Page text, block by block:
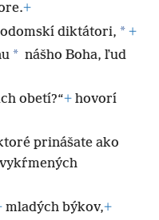
+
diktátori, * +
* nášho Boha, ľud
obetí?“+ hovorí
prinášate ako
mladých býkov,+